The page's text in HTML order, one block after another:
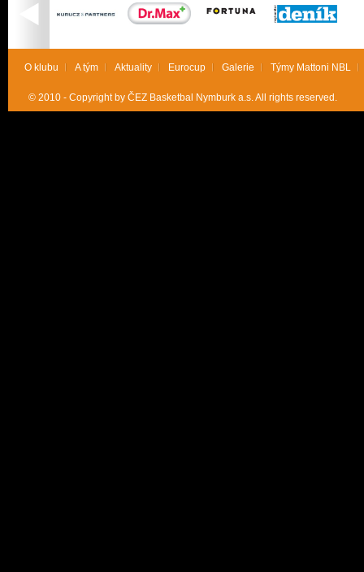
O klubu A tým Aktuality Eurocup Galerie Týmy Mattoni NBL
© 2010 - Copyright by ČEZ Basketbal Nymburk a.s. All rights reserved.